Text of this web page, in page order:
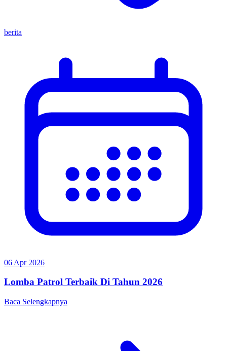
berita
06 Apr 2026
Lomba Patrol Terbaik Di Tahun 2026
Baca Selengkapnya